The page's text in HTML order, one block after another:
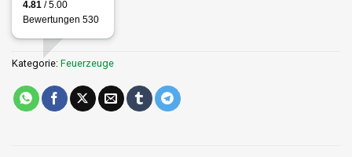
Kategorie: Feuerzeuge